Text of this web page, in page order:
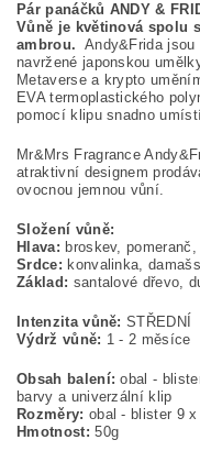
Pár panáčků ANDY &
Vůně je květinová spolu
ambrou. Andy&Frida jsou
navržené japonskou
Metaverse a krypto
EVA termoplastického
pomocí klipu snadno
Mr&Mrs Fragrance
atraktivní designem
ovocnou jemnou vůní.
Složení vůně:
Hlava: broskev,
Srdce: konvalinka,
Základ: santalové dřevo,
Intenzita vůně:STŘEDNÍ
Výdrž vůně: 1 - 2 měsíce
Obsah balení: obal -
barvy a univerzální klip
Rozměry: obal - blister 9
Hmotnost: 50g